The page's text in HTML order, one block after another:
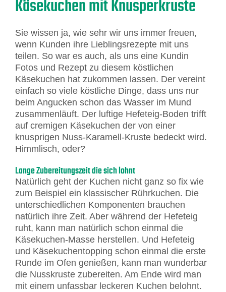
Käsekuchen mit Knusperkruste
Sie wissen ja, wie sehr wir uns immer freuen,
wenn Kunden ihre Lieblingsrezepte mit uns
teilen. So war es auch, als uns eine Kundin
Fotos und Rezept zu diesem köstlichen
Käsekuchen hat zukommen lassen. Der vereint
einfach so viele köstliche Dinge, dass uns nur
beim Angucken schon das Wasser im Mund
zusammenläuft. Der luftige Hefeteig-Boden trifft
auf cremigen Käsekuchen der von einer
knusprigen Nuss-Karamell-Kruste bedeckt wird.
Himmlisch, oder?
Lange Zubereitungszeit die sich lohnt
Natürlich geht der Kuchen nicht ganz so fix wie
zum Beispiel ein klassischer Rührkuchen. Die
unterschiedlichen Komponenten brauchen
natürlich ihre Zeit. Aber während der Hefeteig
ruht, kann man natürlich schon einmal die
Käsekuchen-Masse herstellen. Und Hefeteig
und Käsekuchentopping schon einmal die erste
Runde im Ofen genießen, kann man wunderbar
die Nusskruste zubereiten. Am Ende wird man
mit einem unfassbar leckeren Kuchen belohnt.